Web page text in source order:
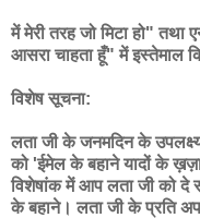
में मेरी तरह जो मिटा हो"
आसरा चाहता हूँ" में इस्तेमाल
विशेष सूचना:
लता जी के जनमदिन के
को 'ईमेल के बहाने यादों के
विशेषांक में आप लता जी को
के बहाने। लता जी के प्रति